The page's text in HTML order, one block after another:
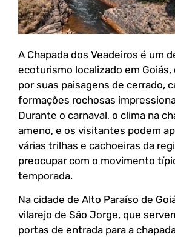
A Chapada dos Veadeiros é um
ecoturismo localizado em Goiás,
por suas paisagens de cerrado,
formações rochosas
Durante o carnaval, o clima na
ameno, e os visitantes podem
várias trilhas e cachoeiras da
preocupar com o movimento
temporada.
Na cidade de Alto Paraíso de
vilarejo de São Jorge, que
portas de entrada para a